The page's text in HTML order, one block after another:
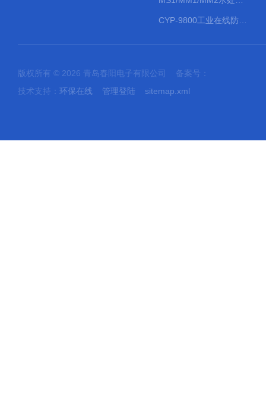
版权所有 © 2026 青岛春阳电子有限公司 备案号：
技术支持： 环保在线 管理登陆 sitemap.xml